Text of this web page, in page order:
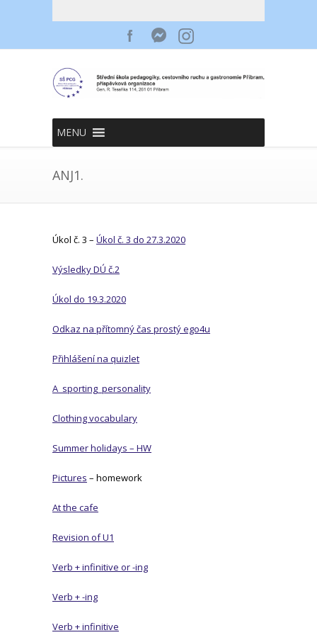
MENU
ANJ1.
Úkol č. 3 – Úkol č. 3 do 27.3.2020
Výsledky DÚ č.2
Úkol do 19.3.2020
Odkaz na přítomný čas prostý ego4u
Přihlášení na quizlet
A_sporting_personality
Clothing vocabulary
Summer holidays – HW
Pictures – homework
At the cafe
Revision of U1
Verb + infinitive or -ing
Verb + -ing
Verb + infinitive